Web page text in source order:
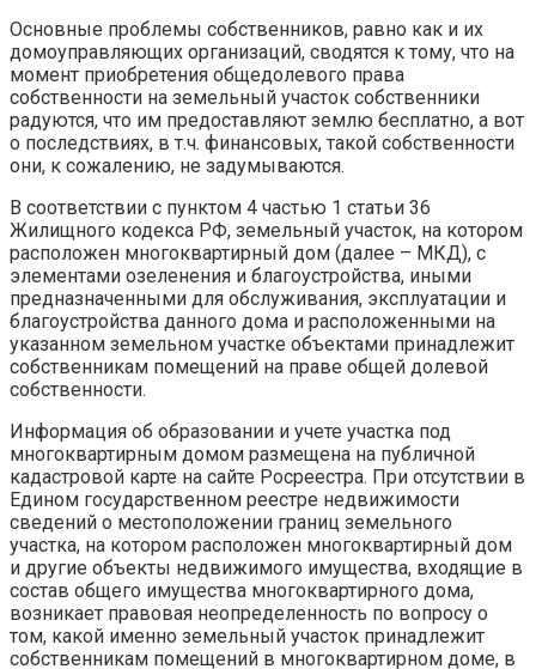
Основные проблемы собственников, равно как и их
домоуправляющих организаций, сводятся к тому, что на
момент приобретения общедолевого права
собственности на земельный участок собственники
радуются, что им предоставляют землю бесплатно, а вот
о последствиях, в т.ч. финансовых, такой собственности
они, к сожалению, не задумываются.
В соответствии с пунктом 4 частью 1 статьи 36
Жилищного кодекса РФ, земельный участок, на котором
расположен многоквартирный дом (далее – МКД), с
элементами озеленения и благоустройства, иными
предназначенными для обслуживания, эксплуатации и
благоустройства данного дома и расположенными на
указанном земельном участке объектами принадлежит
собственникам помещений на праве общей долевой
собственности.
Информация об образовании и учете участка под
многоквартирным домом размещена на публичной
кадастровой карте на сайте Росреестра. При отсутствии в
Едином государственном реестре недвижимости
сведений о местоположении границ земельного
участка, на котором расположен многоквартирный дом
и другие объекты недвижимого имущества, входящие в
состав общего имущества многоквартирного дома,
возникает правовая неопределенность по вопросу о
том, какой именно земельный участок принадлежит
собственникам помещений в многоквартирном доме, в